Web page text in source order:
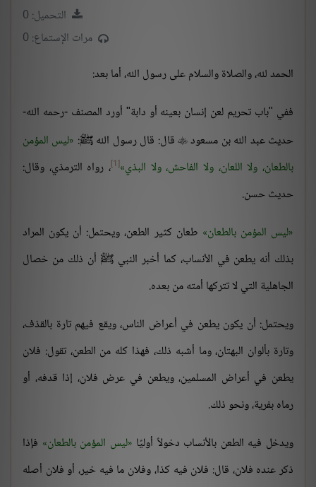
التحميل: 0
مرات الإستماع: 0
الحمد لله، والصلاة والسلام على رسول الله، أما بعد:
ففي "باب تحريم لعن إنسان بعينه أو دابة" أورد المصنف -رحمه الله-
حديث عبد الله بن مسعود قال: قال رسول الله ﷺ: ليس المؤمن
بالطعان، ولا اللعان، ولا الفاحش، ولا البذي [1] ، رواه الترمذي، وقال:
حديث حسن.
ليس المؤمن بالطعان طعان كثير الطعن، ويحتمل: أن يكون المراد
بذلك أنه يطعن في الأنساب، كما أخبر النبي ﷺ أن ذلك من خصال
الجاهلية التي لا تتركها أمته من بعده.
ويحتمل: أن يكون يطعن في أعراض الناس، ويقع فيهم تارة بالقذف،
وتارة بألوان البهتان، وما أشبه ذلك، فهذا كله من الطعن، تقول: فلان
يطعن في أعراض المسلمين، ويطعن في عرض فلان، إذا قدفه، أو
رماه بفرية، ونحو ذلك.
ويدخل فيه الطعن بالأنساب دخولاً أوليًا ليس المؤمن بالطعان فإذا
ذكر عنده فلان، قال: فلان فيه كذا، وفلان ما فيه خير، أو فلان أصله